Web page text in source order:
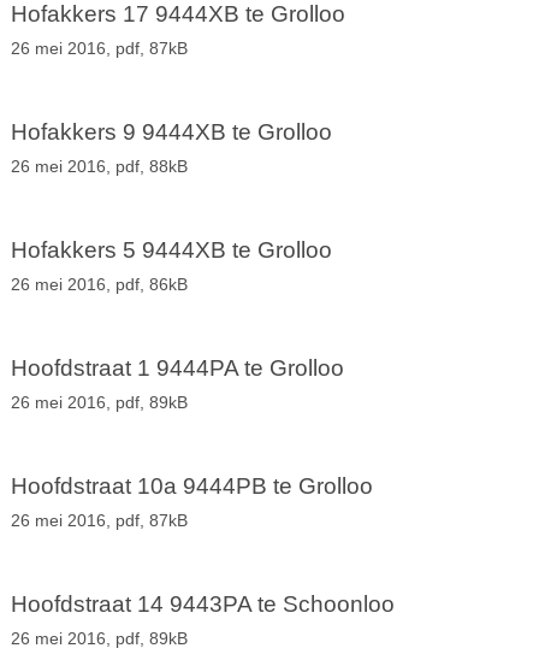
Hofakkers 17 9444XB te Grolloo
26 mei 2016, pdf, 87kB
Hofakkers 9 9444XB te Grolloo
26 mei 2016, pdf, 88kB
Hofakkers 5 9444XB te Grolloo
26 mei 2016, pdf, 86kB
Hoofdstraat 1 9444PA te Grolloo
26 mei 2016, pdf, 89kB
Hoofdstraat 10a 9444PB te Grolloo
26 mei 2016, pdf, 87kB
Hoofdstraat 14 9443PA te Schoonloo
26 mei 2016, pdf, 89kB